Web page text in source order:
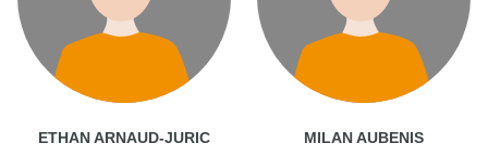
ETHAN ARNAUD-JURIC MILAN AUBENIS